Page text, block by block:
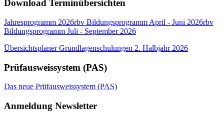
Download Terminübersichten
Jahresprogramm 2026rbv Bildungsprogramm April - Juni 2026rbv
Bildungsprogramm Juli - September 2026
Übersichtsplaner Grundlagenschulungen 2. Halbjahr 2026
Prüfausweissystem (PAS)
Das neue Prüfausweissystem (PAS)
Anmeldung Newsletter